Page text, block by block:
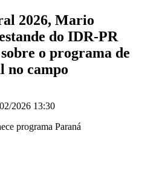
2026, Mario
do IDR-PR
o programa de
no campo
2026 13:30